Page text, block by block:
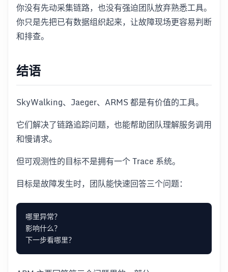
你没有先动采集链路，也没有强迫团队放弃熟悉工具。
你只是先把已有数据组织起来，让故障现场更容易判断
和排查。
结语
SkyWalking、Jaeger、ARMS 都是有价值的工具。
它们解决了链路追踪问题，也能帮助团队理解服务调用
和慢请求。
但可观测性的目标不是拥有一个 Trace 系统。
目标是故障发生时，团队能快速回答三个问题：